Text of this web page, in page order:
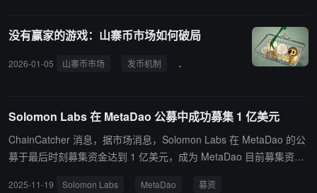
没有赢家的游戏：山寨币市场如何破局
2026-01-05 山寨币市场 发币机制 MetaDAO 代
Solomon Labs 在 MetaDao 公募中成功募集 1 亿美元
ChainCatcher 消息，据市场消息，Solomon Labs 在 MetaDao 的公
募于最后时刻募集资金达到 1 亿美元，成为 MetaDao 目前募集资金
持在 300 万至 500 万美元区间。受此影响，Polymarket 上预测 Solo
2025-11-19 Solomon Labs MetaDao 募资